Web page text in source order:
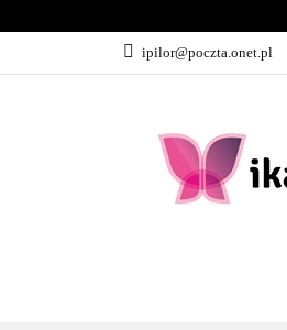
ipilor@poczta.onet.pl